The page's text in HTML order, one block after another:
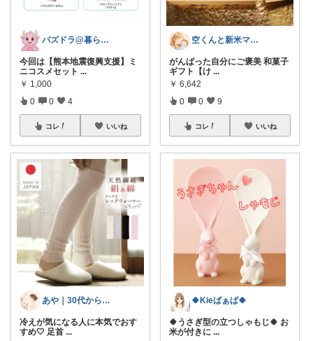
バズドラ@暮らしを整える
今回は【熊本地震復興支援】ミ
ニコスメセット ...
￥ 1,000
0 0 4
コレ いいね
あや｜30代からの印象美人🤍
冷えが気になる人に本気でおす
すめ🤍 足首 ...
空くんと新米ママ🌸💪
がんばった自分にご褒美 和菓子
ギフト【け ...
￥ 6,642
0 0 9
コレ いいね
🍀Kieばぁば🍀
🍀うさぎ型の立つしゃもじ🍀 お
米が付きに ...